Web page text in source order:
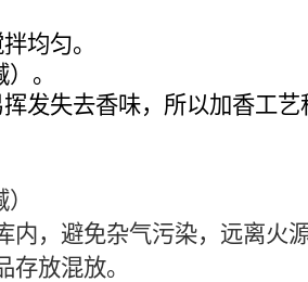
均匀。
。
发失去香味，所以加香工
，避免杂气污染，远离火源
放混放。